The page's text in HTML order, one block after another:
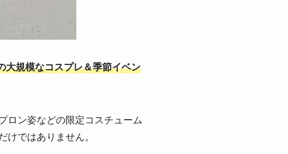
大規模なコスプレ＆季節イベン
ロン姿などの限定コスチューム
けではありません。